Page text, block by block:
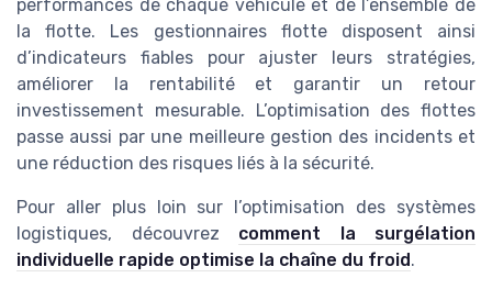
performances de chaque véhicule et de l’ensemble de
la flotte. Les gestionnaires flotte disposent ainsi
d’indicateurs fiables pour ajuster leurs stratégies,
améliorer la rentabilité et garantir un retour
investissement mesurable. L’optimisation des flottes
passe aussi par une meilleure gestion des incidents et
une réduction des risques liés à la sécurité.
Pour aller plus loin sur l’optimisation des systèmes
logistiques, découvrez comment la surgélation
individuelle rapide optimise la chaîne du froid.